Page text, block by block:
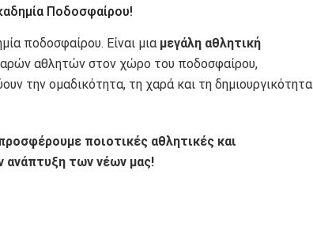
Ποδοσφαίρου!
ποδοσφαίρου. Είναι μια μεγάλη αθλητική
αθλητών στον χώρο του ποδοσφαίρου,
την ομαδικότητα, τη χαρά και τη δημιουργικότητα
ποιοτικές αθλητικές και
ανάπτυξη των νέων μας!